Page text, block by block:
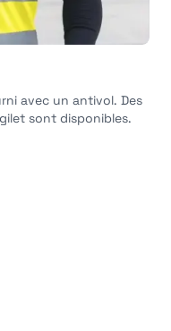
avec un antivol. Des
sont disponibles.